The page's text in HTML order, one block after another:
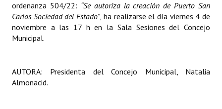
ordenanza 504/22: “Seautoriza la creación de Puerto San
Carlos Sociedad del Estado”, ha realizarse el día viernes 4 de
noviembre a las 17 h en la Sala Sesiones del Concejo
Municipal.
AUTORA: Presidenta del Concejo Municipal, Natalia
Almonacid.